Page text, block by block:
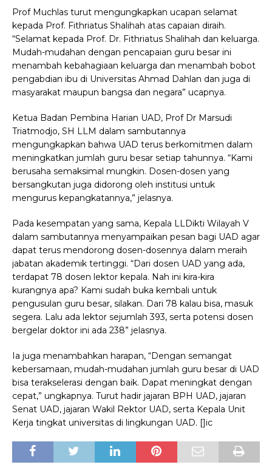
Prof Muchlas turut mengungkapkan ucapan selamat
kepada Prof. Fithriatus Shalihah atas capaian diraih.
“Selamat kepada Prof. Dr. Fithriatus Shalihah dan keluarga.
Mudah-mudahan dengan pencapaian guru besar ini
menambah kebahagiaan keluarga dan menambah bobot
pengabdian ibu di Universitas Ahmad Dahlan dan juga di
masyarakat maupun bangsa dan negara” ucapnya.
Ketua Badan Pembina Harian UAD, Prof Dr Marsudi
Triatmodjo, SH LLM dalam sambutannya
mengungkapkan bahwa UAD terus berkomitmen dalam
meningkatkan jumlah guru besar setiap tahunnya. “Kami
berusaha semaksimal mungkin. Dosen-dosen yang
bersangkutan juga didorong oleh institusi untuk
mengurus kepangkatannya,” jelasnya.
Pada kesempatan yang sama, Kepala LLDikti Wilayah V
dalam sambutannya menyampaikan pesan bagi UAD agar
dapat terus mendorong dosen-dosennya dalam meraih
jabatan akademik tertinggi. “Dari dosen UAD yang ada,
terdapat 78 dosen lektor kepala. Nah ini kira-kira
kurangnya apa? Kami sudah buka kembali untuk
pengusulan guru besar, silakan. Dari 78 kalau bisa, masuk
segera. Lalu ada lektor sejumlah 393, serta potensi dosen
bergelar doktor ini ada 238” jelasnya.
Ia juga menambahkan harapan, “Dengan semangat
kebersamaan, mudah-mudahan jumlah guru besar di UAD
bisa terakselerasi dengan baik. Dapat meningkat dengan
cepat,” ungkapnya. Turut hadir jajaran BPH UAD, jajaran
Senat UAD, jajaran Wakil Rektor UAD, serta Kepala Unit
Kerja tingkat universitas di lingkungan UAD. []ic